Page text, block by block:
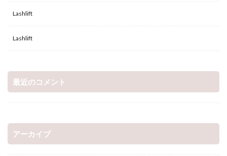
Lashlift
Lashlift
最近のコメント
アーカイブ